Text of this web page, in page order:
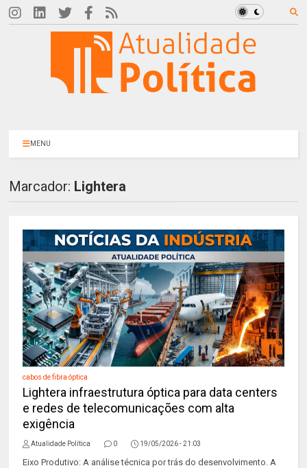
MENU
Marcador: Lightera
cabos de fibra óptica
Lightera infraestrutura óptica para data centers
e redes de telecomunicações com alta
exigência
Atualidade Política 0 19/05/2026 - 21:03
Eixo Produtivo: A análise técnica por trás do desenvolvimento. A